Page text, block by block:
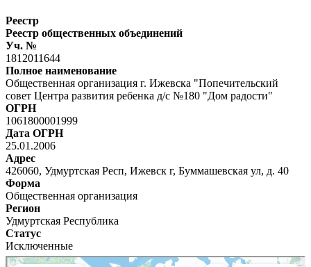
Реестр
Реестр общественных объединений
Уч. №
1812011644
Полное наименование
Общественная организация г. Ижевска "Попечительский
совет Центра развития ребенка д/с №180 "Дом радости"
ОГРН
1061800001999
Дата ОГРН
25.01.2006
Адрес
426060, Удмуртская Респ, Ижевск г, Буммашевская ул, д. 40
Форма
Общественная организация
Регион
Удмуртская Республика
Статус
Исключенные